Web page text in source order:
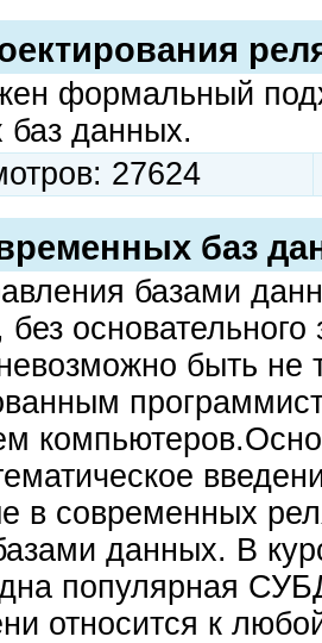
формальный
баз данных.
27624
баз
базами
основательного
быть не
в современных
данных. В
популярная
относится к